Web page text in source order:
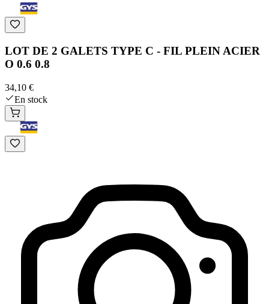
LOT DE 2 GALETS TYPE C - FIL PLEIN ACIER
O 0.6 0.8
34,10 €
En stock